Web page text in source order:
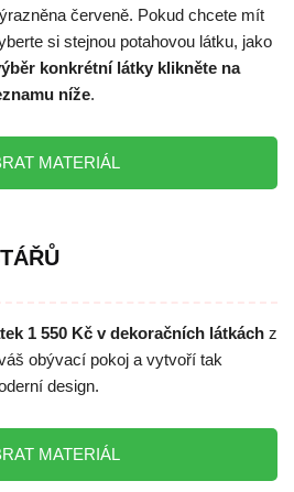
červeně. Pokud chcete mít
si stejnou potahovou látku, jako
konkrétní látky klikněte na
níže.
MATERIÁL
1 550 Kč v dekoračních látkách z
obývací pokoj a vytvoří tak
design.
MATERIÁL